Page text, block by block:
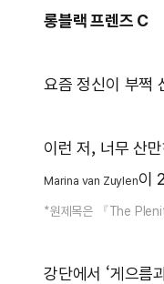
롱블랙 프렌즈 C
요즘 정신이 부쩍
이런 저, 너무 산
Marina van Zuylen이
*원제목은 『The
강단에서 ‘게으름